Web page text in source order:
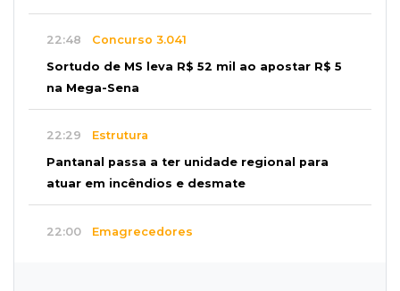
22:48 Concurso 3.041
Sortudo de MS leva R$ 52 mil ao apostar R$ 5
na Mega-Sena
22:29 Estrutura
Pantanal passa a ter unidade regional para
atuar em incêndios e desmate
22:00 Emagrecedores